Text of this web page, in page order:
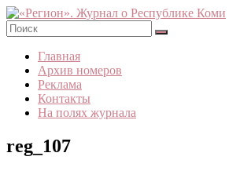
Skip
to
content
«Регион».
Журнал
Республике
Коми
Главная
Архив номеров
Реклама
Контакты
На полях журнала
reg_107